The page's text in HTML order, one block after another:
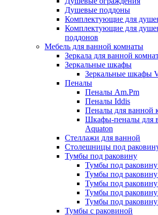
Душевые поддоны
Комплектующие для
Комплектующие для
поддонов
Мебель для ванной комнаты
Зеркала для ванной
Зеркальные шкафы
Зеркальные шкафы
Пеналы
Пеналы Am.Pm
Пеналы Iddis
Пеналы для ванной
Шкафы-пеналы для
Aquaton
Стеллажи для ванной
Столешницы под
Тумбы под раковину
Тумбы под
Тумбы под
Тумбы под раковину
Тумбы под
Тумбы под
Тумбы с раковиной